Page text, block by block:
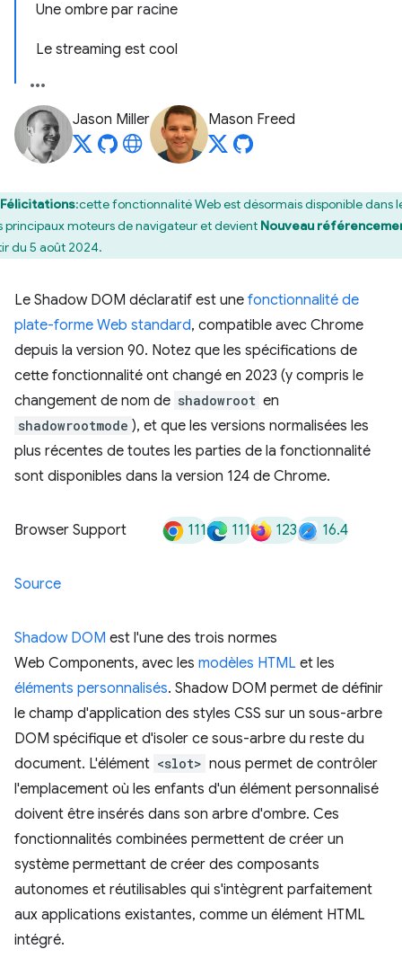
Une ombre par racine
Le streaming est cool
Jason Miller Mason Freed
Félicitations:cette fonctionnalité Web est désormais disponible dans
principaux moteurs de navigateur et devient Nouveau
du 5 août 2024.
Le Shadow DOM déclaratif est une fonctionnalité de
plate-forme Web standard, compatible avec Chrome
depuis la version 90. Notez que les spécifications de
cette fonctionnalité ont changé en 2023 (y compris le
changement de nom de shadowroot en
shadowrootmode ), et que les versions normalisées les
plus récentes de toutes les parties de la fonctionnalité
sont disponibles dans la version 124 de Chrome.
Browser Support 111 111 123 16.4
Source
Shadow DOM est l'une des trois normes
Web Components, avec les modèles HTML et les
éléments personnalisés. Shadow DOM permet de définir
le champ d'application des styles CSS sur un sous-arbre
DOM spécifique et d'isoler ce sous-arbre du reste du
document. L'élément <slot> nous permet de contrôler
l'emplacement où les enfants d'un élément personnalisé
doivent être insérés dans son arbre d'ombre. Ces
fonctionnalités combinées permettent de créer un
système permettant de créer des composants
autonomes et réutilisables qui s'intègrent parfaitement
aux applications existantes, comme un élément HTML
intégré.